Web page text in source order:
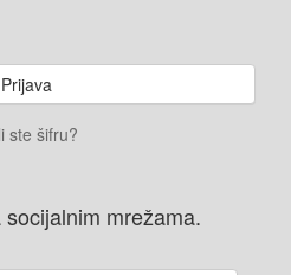
ste šifru?
mrežama.